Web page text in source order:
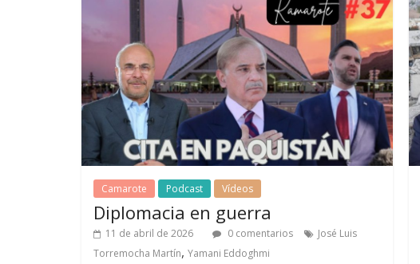
Camarote Podcast Vídeos
Diplomacia en guerra
11 de abril de 2026 0 comentarios
José Luis
Torremocha Martín, Yamani Eddoghmi